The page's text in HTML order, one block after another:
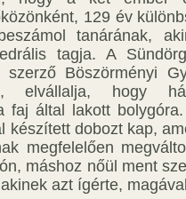
129 év
tanárának,
tagja. A
Böszörményi
elvállalja, hogy
faj által lakott
készített dobozt kap,
megfelelően
máshoz nőül ment
azt ígérte,